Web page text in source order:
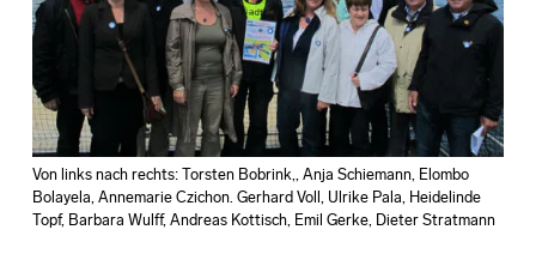
Von links nach rechts: Torsten Bobrink,, Anja Schiemann, Elombo
Bolayela, Annemarie Czichon. Gerhard Voll, Ulrike Pala, Heidelinde
Topf, Barbara Wulff, Andreas Kottisch, Emil Gerke, Dieter Stratmann